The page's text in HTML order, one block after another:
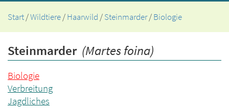
Start/Wildtiere/Haarwild /Steinmarder/Biologie
Steinmarder (Martes foina)
Biologie
Verbreitung
Jagdliches